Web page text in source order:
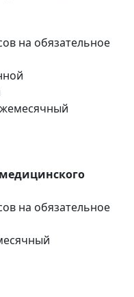
на обязательное
на обязательное